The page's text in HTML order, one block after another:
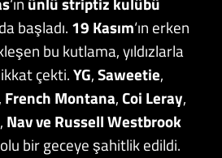
başladı. 19 Kasım‘ın erken
bu kutlama, yıldızlarla
çekti.YG,Saweetie,
, French Montana,Coi Leray,
, Nav ve Russell Westbrook
bir geceye şahitlik edildi.